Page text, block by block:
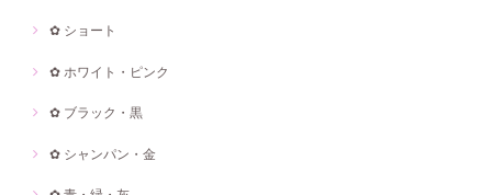
✿ ショート
✿ ホワイト・ピンク
✿ ブラック・黒
✿ シャンパン・金